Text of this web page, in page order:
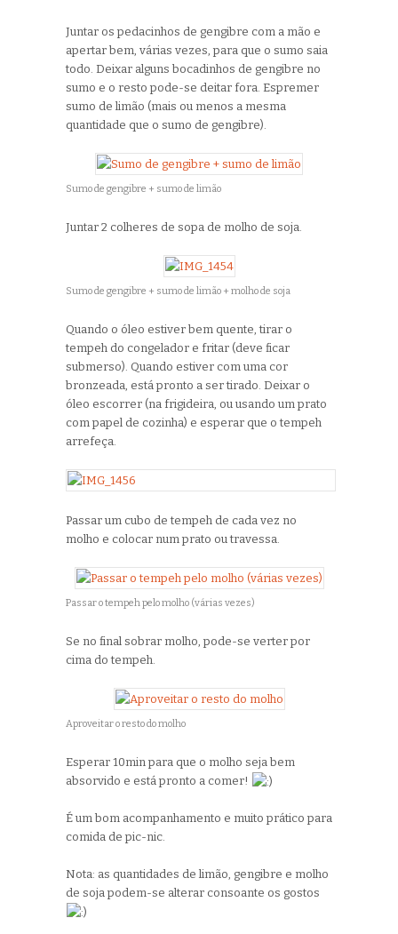
Juntar os pedacinhos de gengibre com a mão e
apertar bem, várias vezes, para que o sumo saia
todo. Deixar alguns bocadinhos de gengibre no
sumo e o resto pode-se deitar fora. Espremer
sumo de limão (mais ou menos a mesma
quantidade que o sumo de gengibre).
Sumo de gengibre + sumo de limão
Juntar 2 colheres de sopa de molho de soja.
Sumo de gengibre + sumo de limão + molho de soja
Quando o óleo estiver bem quente, tirar o
tempeh do congelador e fritar (deve ficar
submerso). Quando estiver com uma cor
bronzeada, está pronto a ser tirado. Deixar o
óleo escorrer (na frigideira, ou usando um prato
com papel de cozinha) e esperar que o tempeh
arrefeça.
Passar um cubo de tempeh de cada vez no
molho e colocar num prato ou travessa.
Passar o tempeh pelo molho (várias vezes)
Se no final sobrar molho, pode-se verter por
cima do tempeh.
Aproveitar o resto do molho
Esperar 10min para que o molho seja bem
absorvido e está pronto a comer!
É um bom acompanhamento e muito prático para
comida de pic-nic.
Nota: as quantidades de limão, gengibre e molho
de soja podem-se alterar consoante os gostos